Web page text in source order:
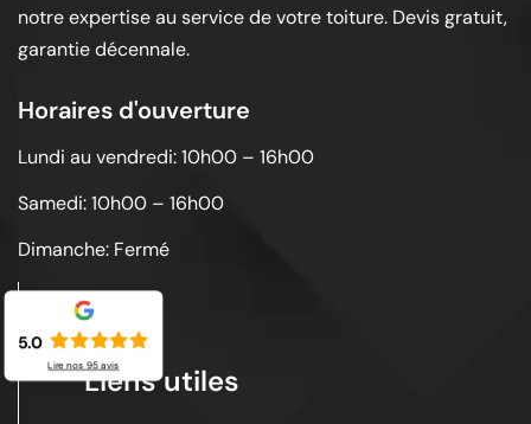
notre expertise au service de votre toiture. Devis gratuit,
garantie décennale.
Horaires d'ouverture
Lundi au vendredi: 10h00 – 16h00
Samedi: 10h00 – 16h00
Dimanche: Fermé
Liens utiles
5.0
Lire nos 95avis